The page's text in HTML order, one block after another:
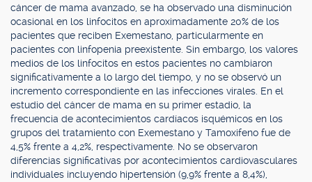
cáncer de mama avanzado, se ha observado una disminución
ocasional en los linfocitos en aproximadamente 20% de los
pacientes que reciben Exemestano, particularmente en
pacientes con linfopenia preexistente. Sin embargo, los valores
medios de los linfocitos en estos pacientes no cambiaron
significativamente a lo largo del tiempo, y no se observó un
incremento correspondiente en las infecciones virales. En el
estudio del cáncer de mama en su primer estadio, la
frecuencia de acontecimientos cardíacos isquémicos en los
grupos del tratamiento con Exemestano y Tamoxifeno fue de
4,5% frente a 4,2%, respectivamente. No se observaron
diferencias significativas por acontecimientos cardiovasculares
individuales incluyendo hipertensión (9,9% frente a 8,4%),